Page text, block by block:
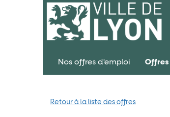
Nos offres d'emploi
Retour à la liste des offres